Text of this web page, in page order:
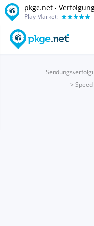
pkge.net -
Play Market: